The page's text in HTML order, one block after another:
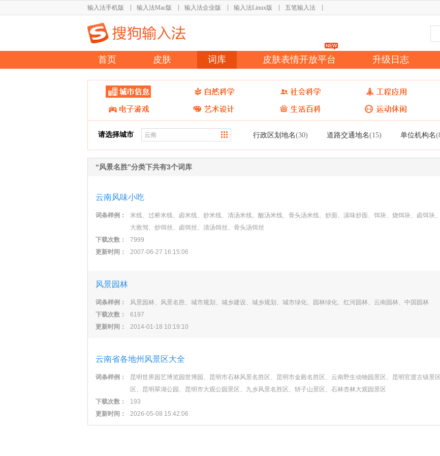
输入法手机版 输入法Mac版 输入法企业版 输入法Linux版 五笔输入法
首页 皮肤 词库 皮肤表情开放平台 升级日志
请选择城市 行政区划地名(30) 道路交通地名(15) 单位机构名
“风景名胜”分类下共有3个词库
云南风味小吃
词条样例：
米线、过桥米线、卤米线、炒米线、清汤米线、酸汤米线、骨头汤米线、炒面、滇味炒面、饵块、烧饵块、卤饵块、
大救驾、炒饵丝、卤饵丝、清汤饵丝、骨头汤饵丝
下载次数：
7999
更新时间：
2007-06-27 16:15:06
风景园林
词条样例：
风景园林、风景名胜、城市规划、城乡建设、城乡规划、城市绿化、园林绿化、红河园林、云南园林、中国园林
下载次数：
6197
更新时间：
2014-01-18 10:19:10
云南省各地州风景区大全
词条样例：
昆明世界园艺博览园世博园、昆明市石林风景名胜区、昆明市金殿名胜区、云南野生动物园景区、昆明官渡古镇景
区、昆明翠湖公园、昆明市大观公园景区、九乡风景名胜区、轿子山景区、石林杏林大观园景区
下载次数：
193
更新时间：
2026-05-08 15:42:06